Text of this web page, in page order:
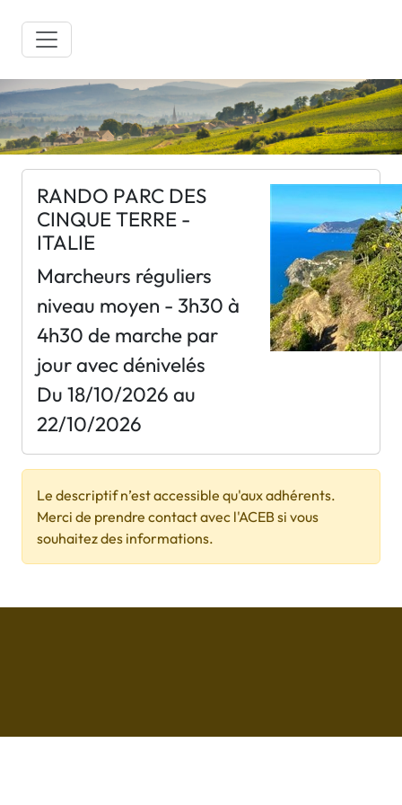
RANDO PARC DES
CINQUE TERRE -
ITALIE
Marcheurs réguliers
niveau moyen - 3h30 à
4h30 de marche par
jour avec dénivelés
Du 18/10/2026 au
22/10/2026
Le descriptif n’est accessible qu'aux adhérents.
Merci de prendre contact avec l'ACEB si vous
souhaitez des informations.